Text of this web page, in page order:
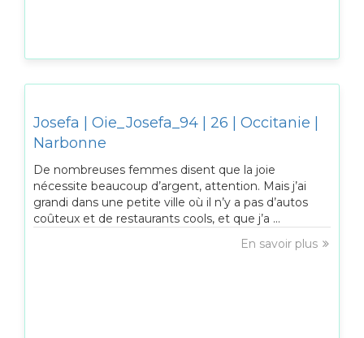
Josefa | Oie_Josefa_94 | 26 | Occitanie |
Narbonne
De nombreuses femmes disent que la joie
nécessite beaucoup d’argent, attention. Mais j’ai
grandi dans une petite ville où il n’y a pas d’autos
coûteux et de restaurants cools, et que j’a ...
En savoir plus